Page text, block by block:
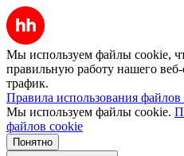
Мы используем файлы cookie,
правильную работу нашего веб-
трафик.
Правила использования файлов
Мы используем файлы cookie.
файлов cookie
Понятно